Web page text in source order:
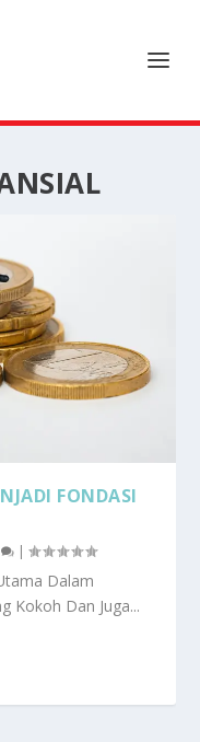
FONDASI
|
Dalam
Kokoh Dan Juga...